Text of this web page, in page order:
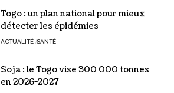
Togo : un plan national pour mieux
détecter les épidémies
ACTUALITÉ SANTÉ
Soja : le Togo vise 300 000 tonnes
en 2026-2027